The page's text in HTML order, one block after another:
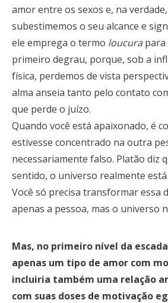
amor entre os sexos e, na
subestimemos o seu alcance e
ele emprega o termo loucura
primeiro degrau, porque, sob a
física, perdemos de vista
alma anseia tanto pelo contato
que perde o juízo.
Quando você está apaixonado, é
estivesse concentrado na outra
necessariamente falso. Platão diz
sentido, o universo realmente está
Você só precisa transformar essa
apenas a pessoa, mas o universo
Mas, no primeiro nível da
apenas um tipo de amor com
incluiria também uma relação
com suas doses de motivação